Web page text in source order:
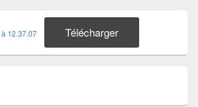
12.37.07 Télécharger